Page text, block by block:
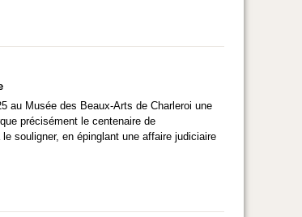
au Musée des Beaux-Arts de Charleroi une
précisément le centenaire de
souligner, en épinglant une affaire judiciaire